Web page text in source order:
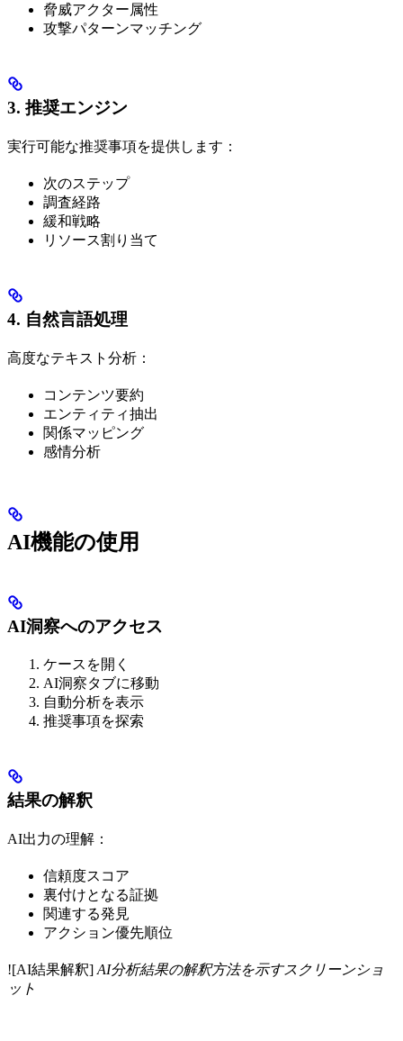
脅威アクター属性
攻撃パターンマッチング
3. 推奨エンジン
実行可能な推奨事項を提供します：
次のステップ
調査経路
緩和戦略
リソース割り当て
4. 自然言語処理
高度なテキスト分析：
コンテンツ要約
エンティティ抽出
関係マッピング
感情分析
AI機能の使用
AI洞察へのアクセス
ケースを開く
AI洞察タブに移動
自動分析を表示
推奨事項を探索
結果の解釈
AI出力の理解：
信頼度スコア
裏付けとなる証拠
関連する発見
アクション優先順位
![AI結果解釈] AI分析結果の解釈方法を示すスクリーンショ
ット